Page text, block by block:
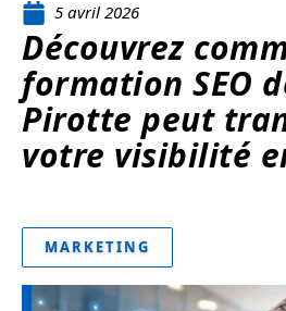
5 avril 2026
Découvrez
formation SEO
Pirotte peut
votre visibilité
MARKETING